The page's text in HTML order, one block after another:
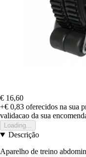
€ 16,60
+€ 0,83 oferecidos na sua
validacao da sua
Loading...
Descrição
Aparelho de treino